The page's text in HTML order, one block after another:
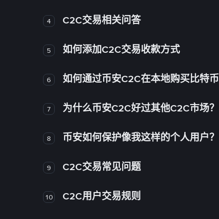
4 C2C交易相关问答
5 如何添加C2C交易收款方式
6 如何通过币安C2C在本地购买比特
7 为什么币安C2C好过其他C2C市场？
8 币安如何保护像我这样的个人用户？
9 C2C交易常见问题
10 C2C用户交易规则